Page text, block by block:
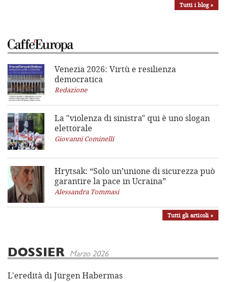
Tutti i blog »
Venezia 2026: Virtù e resilienza
democratica
Redazione
La "violenza di sinistra" qui è uno slogan
elettorale
Giovanni Cominelli
Hrytsak: “Solo un’unione di sicurezza può
garantire la pace in Ucraina”
Alessandra Tommasi
Tutti gli articoli »
DOSSIER Marzo 2026
L'eredità di Jürgen Habermas